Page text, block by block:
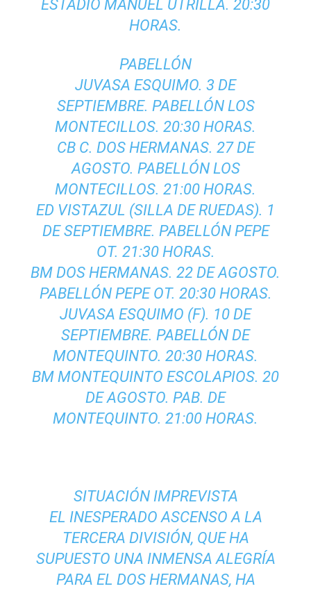
ESTADIO MANUEL UTRILLA. 20:30
HORAS.
PABELLÓN
JUVASA ESQUIMO. 3 DE
SEPTIEMBRE. PABELLÓN LOS
MONTECILLOS. 20:30 HORAS.
CB C. DOS HERMANAS. 27 DE
AGOSTO. PABELLÓN LOS
MONTECILLOS. 21:00 HORAS.
ED VISTAZUL (SILLA DE RUEDAS). 1
DE SEPTIEMBRE. PABELLÓN PEPE
OT. 21:30 HORAS.
BM DOS HERMANAS. 22 DE AGOSTO.
PABELLÓN PEPE OT. 20:30 HORAS.
JUVASA ESQUIMO (F). 10 DE
SEPTIEMBRE. PABELLÓN DE
MONTEQUINTO. 20:30 HORAS.
BM MONTEQUINTO ESCOLAPIOS. 20
DE AGOSTO. PAB. DE
MONTEQUINTO. 21:00 HORAS.
SITUACIÓN IMPREVISTA
EL INESPERADO ASCENSO A LA
TERCERA DIVISIÓN, QUE HA
SUPUESTO UNA INMENSA ALEGRÍA
PARA EL DOS HERMANAS, HA